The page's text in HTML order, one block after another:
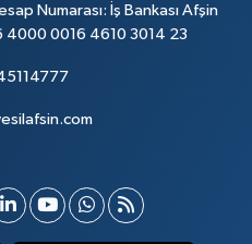
Numarası: İş Bankası Afşin
4000 0016 4610 3014 23